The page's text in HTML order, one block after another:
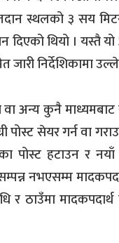
स्थलको ३ सय मिटर
दिएको थियो । यस्तै
जारी निर्देशिकामा
अन्य कुनै माध्यमबाट
पोस्ट सेयर गर्न वा
पोस्ट हटाउन र
नभएसम्म
मादकपदार्थ